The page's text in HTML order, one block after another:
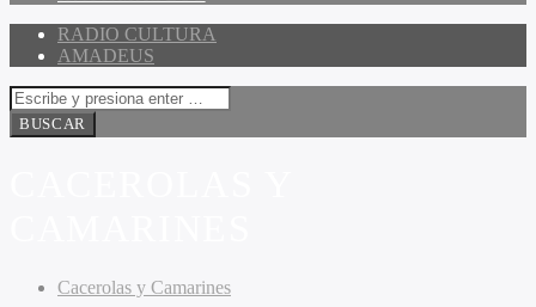
RADIO CULTURA
AMADEUS
Cacerolas y Camarines